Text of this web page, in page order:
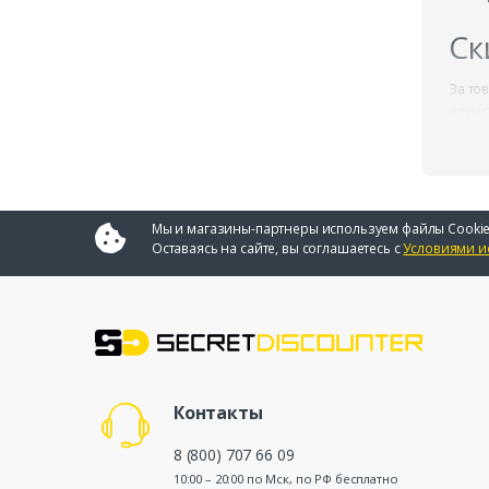
За
на
Мы и магазины-партнеры используем файлы
Оставаясь на сайте, вы соглашаетесь сУсловиями
Контакты
8 (800) 707 66 09
10:00 – 20:00 по Мск, по РФ бесплатно